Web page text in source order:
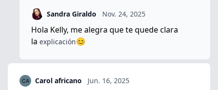
Sandra Giraldo Nov. 24, 2025
Hola Kelly, me alegra que te quede clara
la explicación😊
Carol africano Jun. 16, 2025